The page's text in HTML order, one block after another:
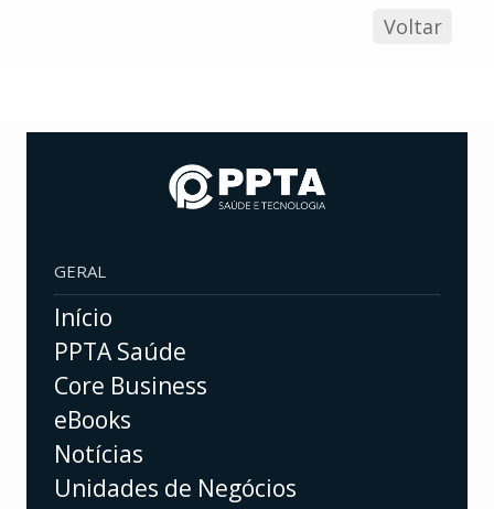
Voltar
GERAL
Início
PPTA Saúde
Core Business
eBooks
Notícias
Unidades de Negócios